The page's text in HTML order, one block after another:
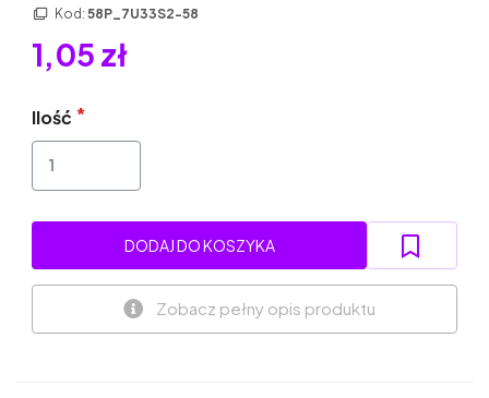
Kod: 58P_7U33S2-58
1,05 zł
Ilość
DODAJ DO KOSZYKA
Zobacz pełny opis produktu